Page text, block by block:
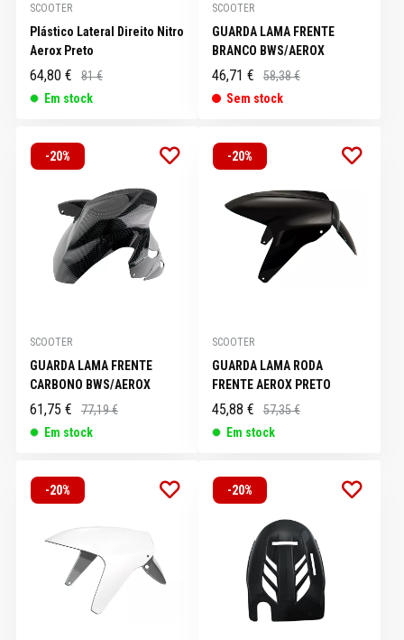
SCOOTER
Plástico Lateral Direito Nitro
Aerox Preto
64,80 €
81 €
Em stock
SCOOTER
GUARDA LAMA FRENTE
BRANCO BWS/AEROX
46,71 €
58,38 €
Sem stock
-20%
SCOOTER
GUARDA LAMA FRENTE
CARBONO BWS/AEROX
61,75 €
77,19 €
Em stock
-20%
SCOOTER
GUARDA LAMA RODA
FRENTE AEROX PRETO
45,88 €
57,35 €
Em stock
-20% -20%